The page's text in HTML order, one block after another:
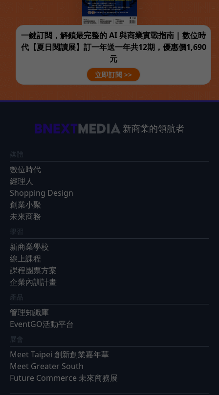
一鍵訂閱，解鎖最完整的 AI 與商業實戰指南 | 數位時
代【夏日閱讀展】訂一年送一年共12期，優惠價1,690
元
立即訂閱 >>
新商業的領航者
媒體
數位時代
經理人
Shopping Design
創業小聚
未來商務
學習
新商業學校
線上課程
課程團票方案
企業內訓計畫
產品
管理知識庫
EventGO活動平台
展會
Meet Taipei 創新創業嘉年華
Meet Greater South
Future Commerce 未來商務展